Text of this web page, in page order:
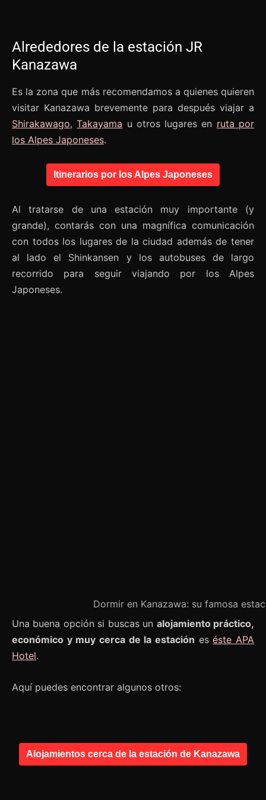
Alrededores de la estación JR
Kanazawa
Es la zona que más recomendamos a quienes quieren
visitar Kanazawa brevemente para después viajar a
Shirakawago,Takayama u otros lugares en ruta por
los Alpes Japoneses.
Itinerarios por los Alpes Japoneses
Al tratarse de una estación muy importante (y
grande), contarás con una magnífica comunicación
con todos los lugares de la ciudad además de tener
al lado el Shinkansen y los autobuses de largo
recorrido para seguir viajando por los Alpes
Japoneses.
Dormir en Kanazawa: su famosa
Una buena opción si buscas un alojamiento práctico,
económico y muy cerca de la estación eséste APA
Hotel.
Aquí puedes encontrar algunos otros:
Alojamientos cerca de la estación de Kanazawa